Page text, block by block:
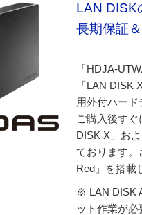
LAN DISK
長期保証
「HDJA-
「LAN
用外付ハード
ご購入後す
DISK X」お
ております。
Red」を搭載
※ LAN DISK
ット作業が